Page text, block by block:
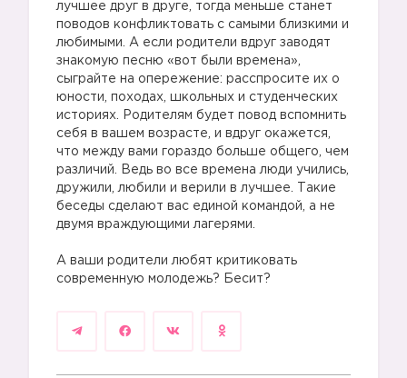
лучшее друг в друге, тогда меньше станет
поводов конфликтовать с самыми близкими и
любимыми. А если родители вдруг заводят
знакомую песню «вот были времена»,
сыграйте на опережение: расспросите их о
юности, походах, школьных и студенческих
историях. Родителям будет повод вспомнить
себя в вашем возрасте, и вдруг окажется,
что между вами гораздо больше общего, чем
различий. Ведь во все времена люди учились,
дружили, любили и верили в лучшее. Такие
беседы сделают вас единой командой, а не
двумя враждующими лагерями.
А ваши родители любят критиковать
современную молодежь? Бесит?